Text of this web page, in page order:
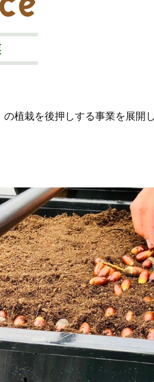
植栽を後押しする事業を展開